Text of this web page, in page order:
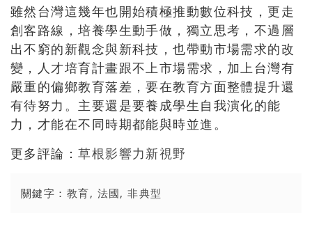
雖然台灣這幾年也開始積極推動數位科技，更走
創客路線，培養學生動手做，獨立思考，不過層
出不窮的新觀念與新科技，也帶動市場需求的改
變，人才培育計畫跟不上市場需求，加上台灣有
嚴重的偏鄉教育落差，要在教育方面整體提升還
有待努力。主要還是要養成學生自我演化的能
力，才能在不同時期都能與時並進。
更多評論：草根影響力新視野
關鍵字： 教育, 法國,非典型